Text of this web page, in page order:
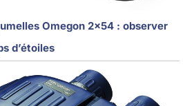
Omegon 2×54 : observer
d’étoiles